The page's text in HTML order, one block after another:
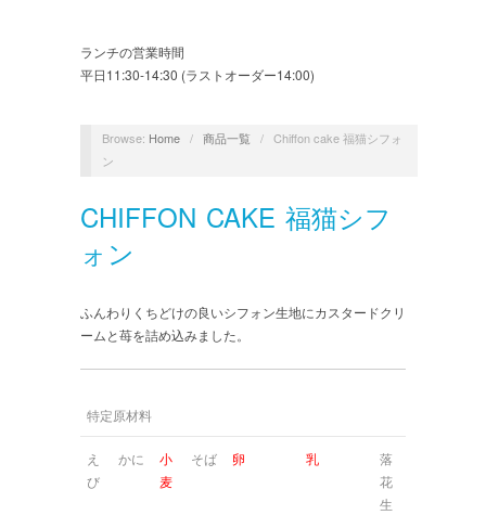
ランチの営業時間
平日11:30-14:30 (ラストオーダー14:00)
Browse: Home / 商品一覧 / Chiffon cake 福猫シフォ
ン
CHIFFON CAKE 福猫シフ
ォン
ふんわりくちどけの良いシフォン生地にカスタードクリ
ームと苺を詰め込みました。
特定原材料
え
び
かに
小
麦
そば 卵 乳
落
花
生